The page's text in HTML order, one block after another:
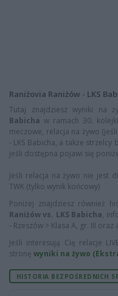
Raniżovia Raniżów - LKS
Tutaj znajdziesz wyniki na
Babicha w ramach 30.
meczowe, relacja na żywo
- LKS Babicha, a także strzelcy
jeśli dostępna pojawi się
Jeśli relacja na żywo nie jest
TWK (tylko wynik końcowy)
Poniżej znajdziesz również
Raniżów vs. LKS Babicha,
- Rzeszów > Klasa A, gr. III
Jeśli interesują Cię relacje
stronę wyniki na żywo
HISTORIA BEZPOŚREDNICH